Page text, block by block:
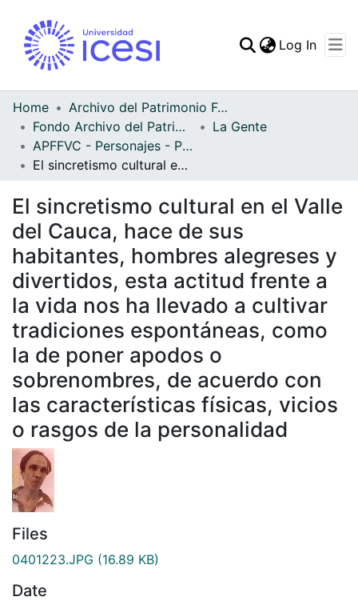
Statistics
Log In
Home
Archivo del Patrimonio Fotográfico y Fílmico del Valle del Cauca
Fondo Archivo del Patrimonio Fotográfico y Fílmico del Valle del Cauca
La Gente
APFFVC - Personajes - Patrimonial
El sincretismo cultural en el Valle del Cauca, hace de sus habitantes, hombres alegreses y divertidos, esta actitud frente a la vida nos ha llevado a cultivar tradiciones espontáneas, como la de poner apodos o sobrenombres, de acuerdo con las características físicas, vicios o rasgos de la personalidad
El sincretismo cultural en el Valle
del Cauca, hace de sus
habitantes, hombres alegreses y
divertidos, esta actitud frente a
la vida nos ha llevado a cultivar
tradiciones espontáneas, como
la de poner apodos o
sobrenombres, de acuerdo con
las características físicas, vicios
o rasgos de la personalidad
Files
0401223.JPG (16.89 KB)
Date